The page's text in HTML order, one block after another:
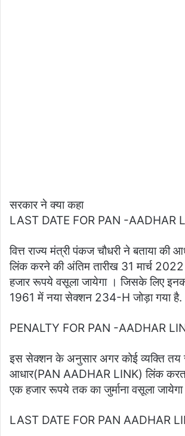
सरकार ने क्या कहा
LAST DATE FOR PAN -AADHAR
वित्त राज्य मंत्री पंकज चौधरी ने बताया की
लिंक करने की अंतिम तारीख 31 मार्च
हजार रूपये वसूला जायेगा । जिसके लिए
1961 में नया सेक्शन 234-H जोड़ा गया है.
PENALTY FOR PAN -AADHAR
इस सेक्शन के अनुसार अगर कोई व्यक्ति तय
आधार(PAN AADHAR LINK) लिंक
एक हजार रूपये तक का जुर्माना वसूला
LAST DATE FOR PAN AADHAR